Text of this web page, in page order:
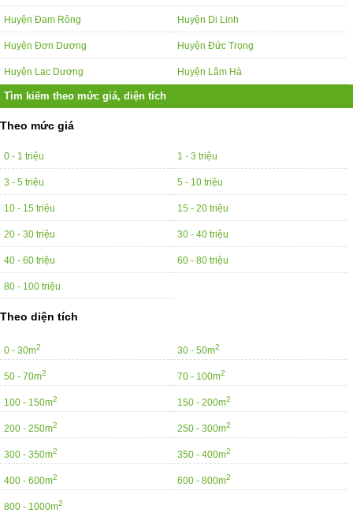
Huyện Đam Rông Huyện Di Linh
Huyện Đơn Dương Huyện Đức Trọng
Huyện Lạc Dương Huyện Lâm Hà
Tìm kiếm theo mức giá, diện tích
Theo mức giá
0 - 1 triệu 1 - 3 triệu
3 - 5 triệu 5 - 10 triệu
10 - 15 triệu 15 - 20 triệu
20 - 30 triệu 30 - 40 triệu
40 - 60 triệu 60 - 80 triệu
80 - 100 triệu
Theo diện tích
0 - 30m2 30 - 50m2
50 - 70m2 70 - 100m2
100 - 150m2 150 - 200m2
200 - 250m2 250 - 300m2
300 - 350m2 350 - 400m2
400 - 600m2 600 - 800m2
800 - 1000m2